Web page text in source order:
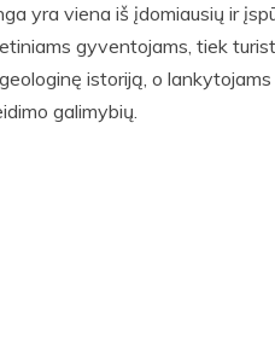
yra viena iš įdomiausių ir
gyventojams, tiek
istoriją, o
galimybių.